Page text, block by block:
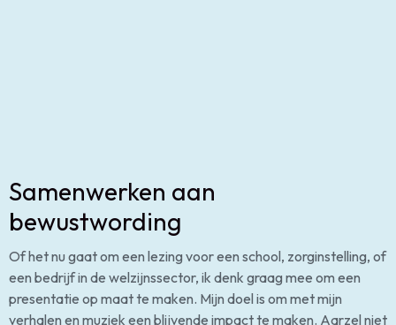
Samenwerken aan
bewustwording
Of het nu gaat om een lezing voor een school, zorginstelling, of
een bedrijf in de welzijnssector, ik denk graag mee om een
presentatie op maat te maken. Mijn doel is om met mijn
verhalen en muziek een blijvende impact te maken. Aarzel niet